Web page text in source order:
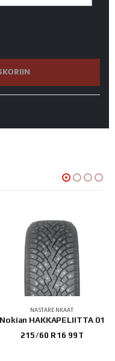
NASTARENKAAT
Nokian HAKKAPELIITTA 01
215/60 R16 99T